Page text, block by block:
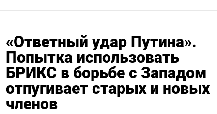
«Ответный удар Путина».
Попытка использовать
БРИКС в борьбе с Западом
отпугивает старых и новых
членов